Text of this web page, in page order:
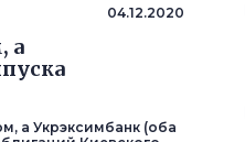
04.12.2020
а
а Укрэксимбанк (оба